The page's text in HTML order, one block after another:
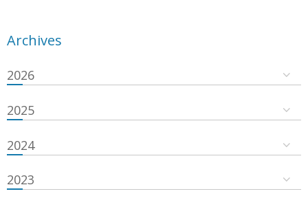
Archives
2026
2025
2024
2023